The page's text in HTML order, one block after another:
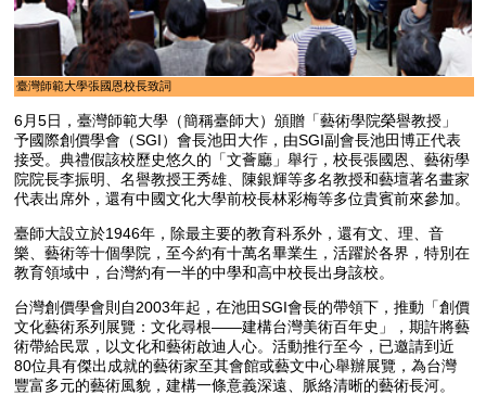
臺灣師範大學張國恩校長致詞
6月5日，臺灣師範大學（簡稱臺師大）頒贈「藝術學院榮譽教授」
予國際創價學會（SGI）會長池田大作，由SGI副會長池田博正代表
接受。典禮假該校歷史悠久的「文薈廳」舉行，校長張國恩、藝術學
院院長李振明、名譽教授王秀雄、陳銀輝等多名教授和藝壇著名畫家
代表出席外，還有中國文化大學前校長林彩梅等多位貴賓前來參加。
臺師大設立於1946年，除最主要的教育科系外，還有文、理、音
樂、藝術等十個學院，至今約有十萬名畢業生，活躍於各界，特別在
教育領域中，台灣約有一半的中學和高中校長出身該校。
台灣創價學會則自2003年起，在池田SGI會長的帶領下，推動「創價
文化藝術系列展覽：文化尋根——建構台灣美術百年史」，期許將藝
術帶給民眾，以文化和藝術啟迪人心。活動推行至今，已邀請到近
80位具有傑出成就的藝術家至其會館或藝文中心舉辦展覽，為台灣
豐富多元的藝術風貌，建構一條意義深遠、脈絡清晰的藝術長河。